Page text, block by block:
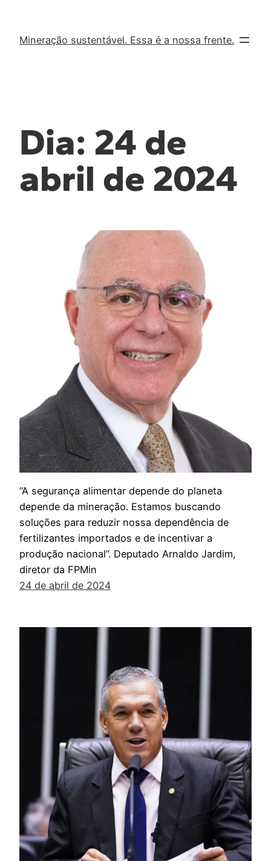
Mineração sustentável. Essa é a nossa frente.
Dia: 24 de
abril de 2024
“A segurança alimentar depende do planeta
depende da mineração. Estamos buscando
soluções para reduzir nossa dependência de
fertilizantes importados e de incentivar a
produção nacional”. Deputado Arnaldo Jardim,
diretor da FPMin
24 de abril de 2024